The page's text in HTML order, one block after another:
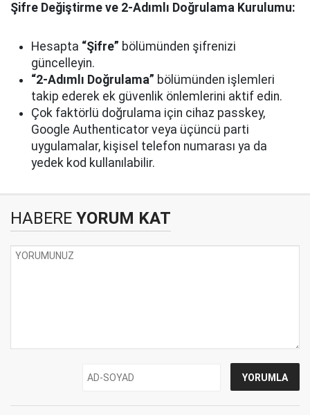
Şifre Değiştirme ve 2-Adımlı Doğrulama Kurulumu:
Hesapta “Şifre” bölümünden şifrenizi
güncelleyin.
“2-Adımlı Doğrulama” bölümünden işlemleri
takip ederek ek güvenlik önlemlerini aktif edin.
Çok faktörlü doğrulama için cihaz passkey,
Google Authenticator veya üçüncü parti
uygulamalar, kişisel telefon numarası ya da
yedek kod kullanılabilir.
HABERE YORUM KAT